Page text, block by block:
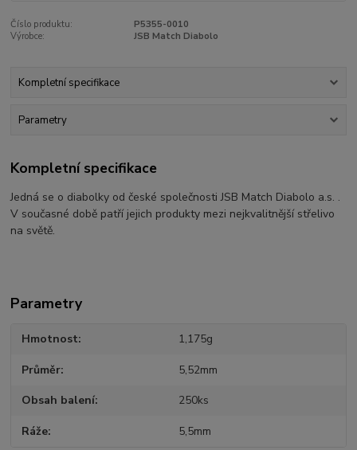
Číslo produktu:
P5355-0010
Výrobce:
JSB Match Diabolo
Kompletní specifikace
Parametry
Kompletní specifikace
Jedná se o diabolky od české společnosti JSB Match Diabolo a.s. .
V současné době patří jejich produkty mezi nejkvalitnější střelivo
na světě.
Parametry
Hmotnost 1,175g
Průměr 5,52mm
Obsah balení 250ks
Ráže 5,5mm